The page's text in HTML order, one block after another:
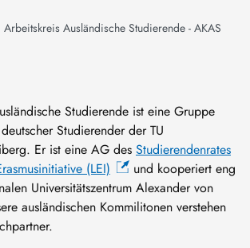
Arbeitskreis Ausländische Studierende - AKAS
Studierende ist eine Gruppe
Studierender der TU
Er ist eine AG des Studierendenrates
(LEI)
und kooperiert eng
Universitätszentrum Alexander von
ausländischen Kommilitonen verstehen